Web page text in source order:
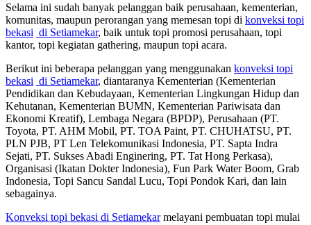
Selama ini sudah banyak pelanggan baik perusahaan, kementerian,
komunitas, maupun perorangan yang memesan topi di konveksi topi
bekasi di Setiamekar, baik untuk topi promosi perusahaan, topi
kantor, topi kegiatan gathering, maupun topi acara.
Berikut ini beberapa pelanggan yang menggunakan konveksi topi
bekasi di Setiamekar, diantaranya Kementerian (Kementerian
Pendidikan dan Kebudayaan, Kementerian Lingkungan Hidup dan
Kehutanan, Kementerian BUMN, Kementerian Pariwisata dan
Ekonomi Kreatif), Lembaga Negara (BPDP), Perusahaan (PT.
Toyota, PT. AHM Mobil, PT. TOA Paint, PT. CHUHATSU, PT.
PLN PJB, PT Len Telekomunikasi Indonesia, PT. Sapta Indra
Sejati, PT. Sukses Abadi Enginering, PT. Tat Hong Perkasa),
Organisasi (Ikatan Dokter Indonesia), Fun Park Water Boom, Grab
Indonesia, Topi Sancu Sandal Lucu, Topi Pondok Kari, dan lain
sebagainya.
Konveksi topi bekasi di Setiamekarmelayani pembuatan topi mulai